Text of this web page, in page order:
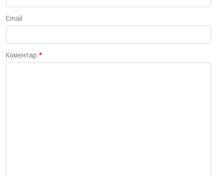
Email
Коментар *